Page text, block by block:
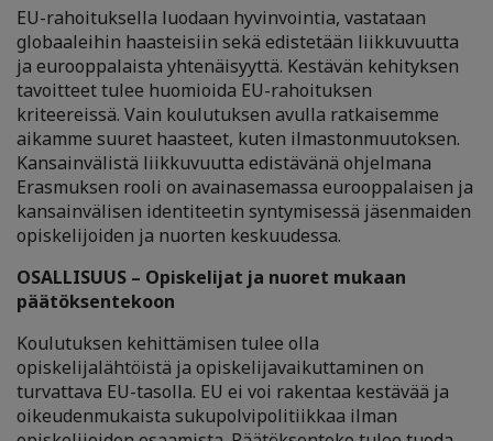
EU-rahoituksella luodaan hyvinvointia, vastataan
globaaleihin haasteisiin sekä edistetään liikkuvuutta
ja eurooppalaista yhtenäisyyttä. Kestävän kehityksen
tavoitteet tulee huomioida EU-rahoituksen
kriteereissä. Vain koulutuksen avulla ratkaisemme
aikamme suuret haasteet, kuten ilmastonmuutoksen.
Kansainvälistä liikkuvuutta edistävänä ohjelmana
Erasmuksen rooli on avainasemassa eurooppalaisen ja
kansainvälisen identiteetin syntymisessä jäsenmaiden
opiskelijoiden ja nuorten keskuudessa.
OSALLISUUS – Opiskelijat ja nuoret mukaan
päätöksentekoon
Koulutuksen kehittämisen tulee olla
opiskelijalähtöistä ja opiskelijavaikuttaminen on
turvattava EU-tasolla. EU ei voi rakentaa kestävää ja
oikeudenmukaista sukupolvipolitiikkaa ilman